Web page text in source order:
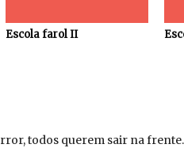
Escola farol II
todos querem sair na